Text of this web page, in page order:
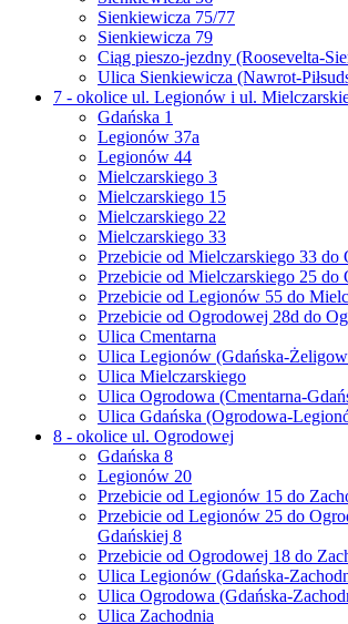
Sienkiewicza 75/77
Sienkiewicza 79
Ciąg pieszo-jezdny (Roosevelta-
Ulica Sienkiewicza (Nawrot-
7 - okolice ul. Legionów i ul.
Gdańska 1
Legionów 37a
Legionów 44
Mielczarskiego 3
Mielczarskiego 15
Mielczarskiego 22
Mielczarskiego 33
Przebicie od Mielczarskiego 33
Przebicie od Mielczarskiego 25
Przebicie od Legionów 55 do
Przebicie od Ogrodowej 28d do
Ulica Cmentarna
Ulica Legionów (Gdańska-
Ulica Mielczarskiego
Ulica Ogrodowa (Cmentarna-
Ulica Gdańska (Ogrodowa-
8 - okolice ul. Ogrodowej
Gdańska 8
Legionów 20
Przebicie od Legionów 15 do
Przebicie od Legionów 25 do
Gdańskiej 8
Przebicie od Ogrodowej 18 do
Ulica Legionów (Gdańska-
Ulica Ogrodowa (Gdańska-
Ulica Zachodnia